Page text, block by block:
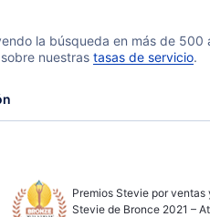
la búsqueda en más de 500
nuestras tasas de servicio.
Premios Stevie por
Stevie de Bronce 2021 –